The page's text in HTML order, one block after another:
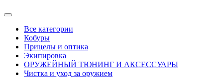
Все категории
Кобуры
Прицелы и оптика
Экипировка
ОРУЖЕЙНЫЙ ТЮНИНГ И АКСЕССУАРЫ
Чистка и уход за оружием